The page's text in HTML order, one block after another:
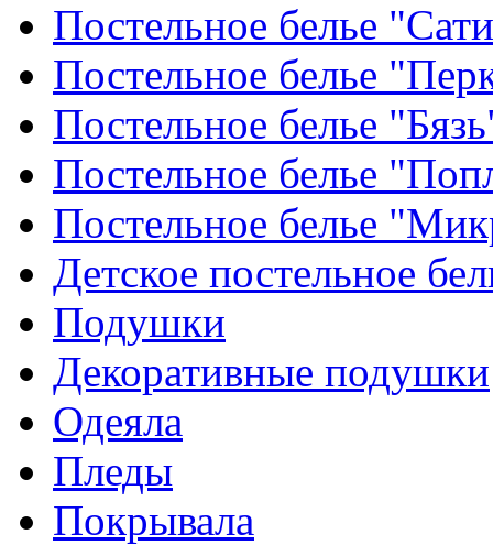
Постельное белье
Постельное белье
Постельное белье
Постельное белье
Постельное белье
Детское постельное
Подушки
Декоративные подушки
Одеяла
Пледы
Покрывала